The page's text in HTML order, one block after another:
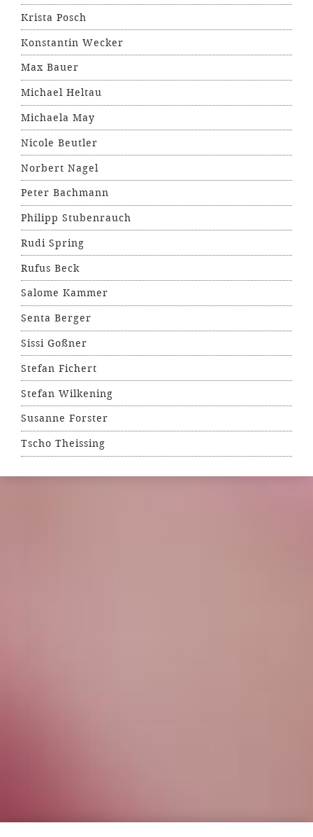
Krista Posch
Konstantin Wecker
Max Bauer
Michael Heltau
Michaela May
Nicole Beutler
Norbert Nagel
Peter Bachmann
Philipp Stubenrauch
Rudi Spring
Rufus Beck
Salome Kammer
Senta Berger
Sissi Goßner
Stefan Fichert
Stefan Wilkening
Susanne Forster
Tscho Theissing